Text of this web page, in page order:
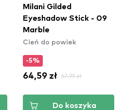
Milani Gilded
Eyeshadow Stick - 09
Marble
Cień do powiek
-5%
64,59 zł 67,99 zł
Do koszyka